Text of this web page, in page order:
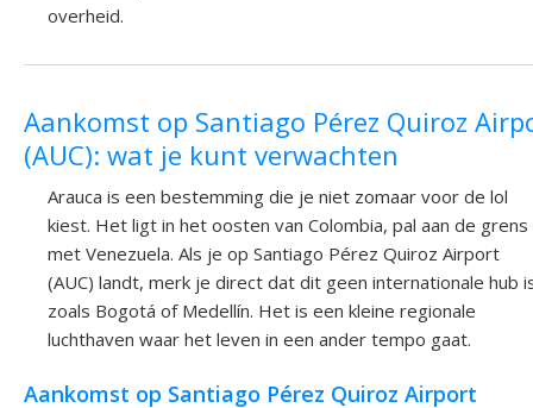
overheid.
Aankomst op Santiago Pérez Quiroz
(AUC): wat je kunt verwachten
Arauca is een bestemming die je niet zomaar voor de lol
kiest. Het ligt in het oosten van Colombia, pal aan de grens
met Venezuela. Als je op Santiago Pérez Quiroz Airport
(AUC) landt, merk je direct dat dit geen internationale hub
zoals Bogotá of Medellín. Het is een kleine regionale
luchthaven waar het leven in een ander tempo gaat.
Aankomst op Santiago Pérez Quiroz Airport